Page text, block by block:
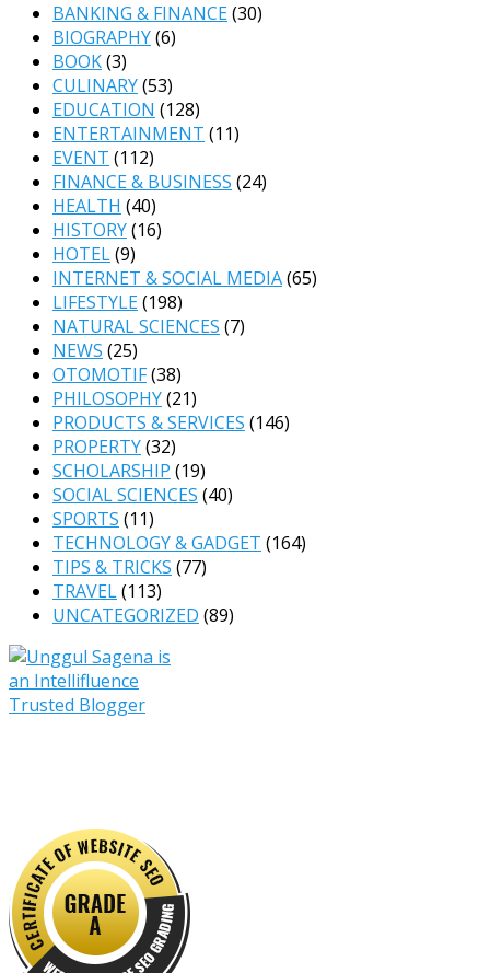
BANKING & FINANCE(30)
BIOGRAPHY(6)
BOOK(3)
CULINARY(53)
EDUCATION (128)
ENTERTAINMENT (11)
EVENT (112)
FINANCE & BUSINESS (24)
HEALTH (40)
HISTORY(16)
HOTEL(9)
INTERNET & SOCIAL MEDIA(65)
LIFESTYLE(198)
NATURAL SCIENCES (7)
NEWS (25)
OTOMOTIF(38)
PHILOSOPHY(21)
PRODUCTS & SERVICES (146)
PROPERTY(32)
SCHOLARSHIP (19)
SOCIAL SCIENCES (40)
SPORTS (11)
TECHNOLOGY & GADGET (164)
TIPS & TRICKS (77)
TRAVEL(113)
UNCATEGORIZED (89)